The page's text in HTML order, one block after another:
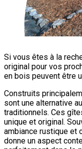
Si vous êtes à la
original pour vos
en bois peuvent être
Construits
sont une alternative
traditionnels. Ces
unique et original.
ambiance rustique et
donne un aspect